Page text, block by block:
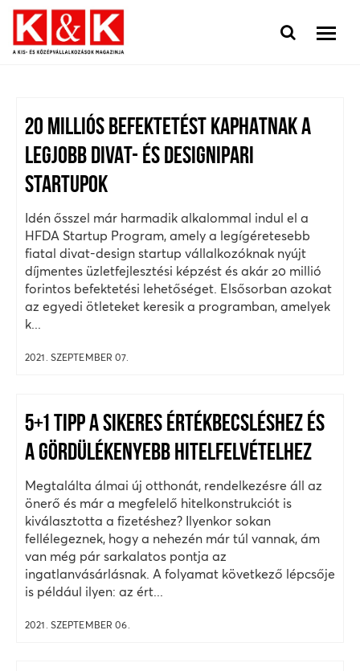
20 MILLIÓS BEFEKTETÉST KAPHATNAK A
LEGJOBB DIVAT- ÉS DESIGNIPARI
STARTUPOK
Idén ősszel már harmadik alkalommal indul el a
HFDA Startup Program, amely a legígéretesebb
fiatal divat-design startup vállalkozóknak nyújt
díjmentes üzletfejlesztési képzést és akár 20 millió
forintos befektetési lehetőséget. Elsősorban azokat
az egyedi ötleteket keresik a programban, amelyek
k...
2021. SZEPTEMBER 07.
5+1 TIPP A SIKERES ÉRTÉKBECSLÉSHEZ ÉS
A GÖRDÜLÉKENYEBB HITELFELVÉTELHEZ
Megtalálta álmai új otthonát, rendelkezésre áll az
önerő és már a megfelelő hitelkonstrukciót is
kiválasztotta a fizetéshez? Ilyenkor sokan
fellélegeznek, hogy a nehezén már túl vannak, ám
van még pár sarkalatos pontja az
ingatlanvásárlásnak. A folyamat következő lépcsője
is például ilyen: az ért...
2021. SZEPTEMBER 06.